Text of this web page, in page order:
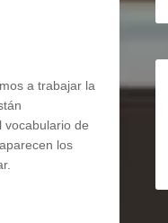
a trabajar la
vocabulario de
los